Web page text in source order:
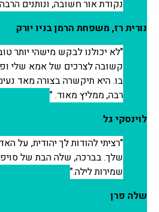
נקודת אור חשובה, ונותנים הרבה
נורית רז, משפחת הרמן בניו יורק
לא יכולנו לבקש מישהי יותר
קשובה לצרכים של אמא שלי
בו. היא תיקשרה בצורה מאד
רבה, ממליץ מאוד.
לוינסקי גל
רציתי להודות לך יהודית, על
שלך. בברכה, שלה הבת של סויפר
שמירות לילה.
שלה פרן